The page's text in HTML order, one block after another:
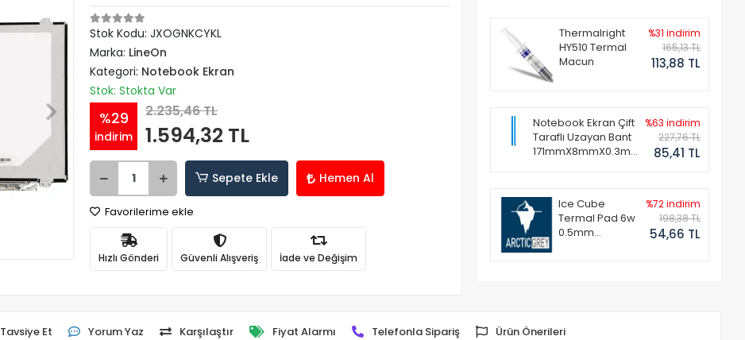
Stok Kodu: JXOGNKCYKL
Marka: LineOn
Kategori: Notebook Ekran
Stok: Stokta Var
%29
indirim
2.235,46 TL
1.594,32 TL
Sepete Ekle Hemen Al
Favorilerime ekle
Hızlı Gönderi Güvenli Alışveriş İade ve Değişim
Thermalright
HY510 Termal
Macun
%31 indirim
165,13 TL
113,88 TL
Notebook Ekran Çift
Taraflı Uzayan Bant
171mmX8mmX0.3mm
%63 indirim
227,76 TL
85,41 TL
Ice Cube
Termal Pad 6w
0.5mm
%72 indirim
198,38 TL
54,66 TL
Tavsiye Et Yorum Yaz Karşılaştır Fiyat Alarmı Telefonla Sipariş Ürün Önerileri